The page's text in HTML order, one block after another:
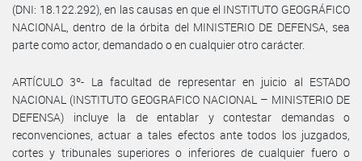
(DNI: 18.122.292), en las causas en que el INSTITUTO GEOGRÁFICO
NACIONAL, dentro de la órbita del MINISTERIO DE DEFENSA, sea
parte como actor, demandado o en cualquier otro carácter.
ARTÍCULO 3º- La facultad de representar en juicio al ESTADO
NACIONAL (INSTITUTO GEOGRAFICO NACIONAL – MINISTERIO DE
DEFENSA) incluye la de entablar y contestar demandas o
reconvenciones, actuar a tales efectos ante todos los juzgados,
cortes y tribunales superiores o inferiores de cualquier fuero o